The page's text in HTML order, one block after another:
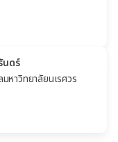
นดร์
มหาวิทยาลัยนเรศวร